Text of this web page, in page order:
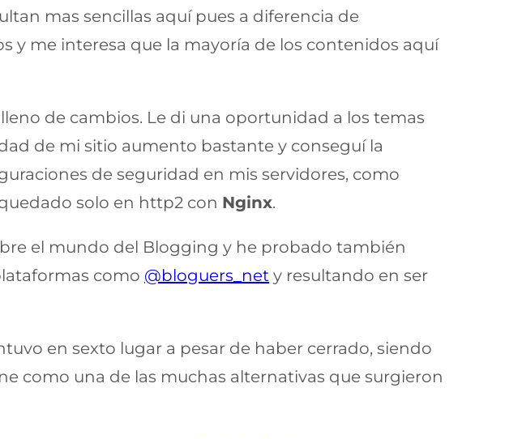
mas sencillas aquí pues a diferencia de
y me interesa que la mayoría de los contenidos aquí
de cambios. Le di una oportunidad a los temas
de mi sitio aumento bastante y conseguí la
de seguridad en mis servidores, como
solo en http2 con Nginx.
el mundo del Blogging y he probado también
como @bloguers_net y resultando en ser
en sexto lugar a pesar de haber cerrado, siendo
como una de las muchas alternativas que surgieron